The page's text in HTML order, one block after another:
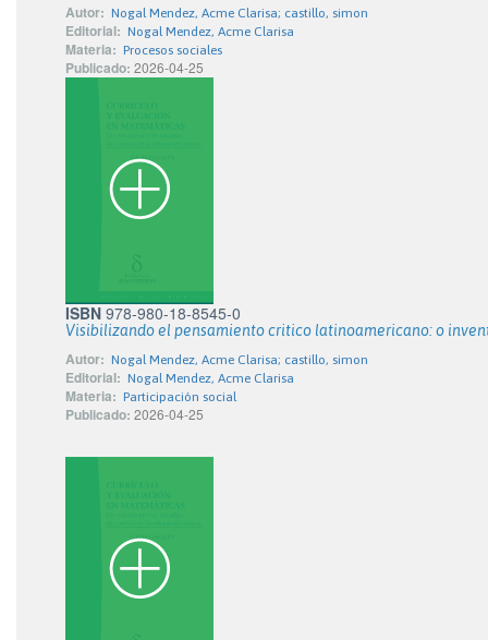
Autor: Nogal Mendez, Acme Clarisa; castillo, simon
Editorial: Nogal Mendez, Acme Clarisa
Materia: Procesos sociales
Publicado: 2026-04-25
ISBN 978-980-18-8545-0
Visibilizando el pensamiento critico latinoamericano: o
Autor: Nogal Mendez, Acme Clarisa; castillo, simon
Editorial: Nogal Mendez, Acme Clarisa
Materia: Participación social
Publicado: 2026-04-25